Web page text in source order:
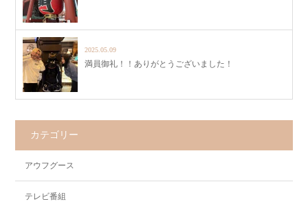
2025.05.09
満員御礼！！ありがとうございました！
カテゴリー
アウフグース
テレビ番組